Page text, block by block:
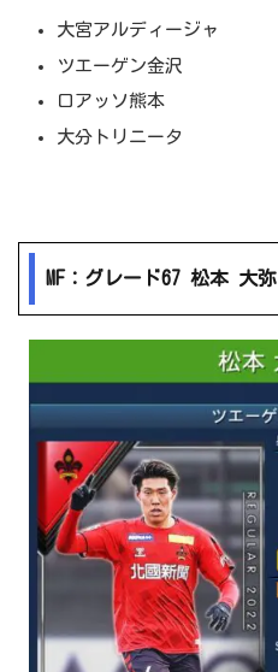
大宮アルディージャ
ツエーゲン金沢
ロアッソ熊本
大分トリニータ
MF：グレード67 松本 大弥